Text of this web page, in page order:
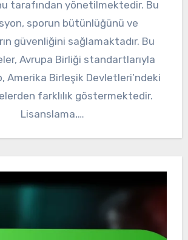
tarafından yönetilmektedir. Bu
sporun bütünlüğünü ve
güvenliğini sağlamaktadır. Bu
Avrupa Birliği standartlarıyla
Amerika Birleşik Devletleri’ndeki
farklılık göstermektedir.
Lisanslama,…